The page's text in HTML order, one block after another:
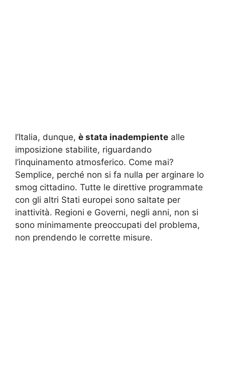
l’Italia, dunque, è stata inadempiente alle
imposizione stabilite, riguardando
l’inquinamento atmosferico. Come mai?
Semplice, perché non si fa nulla per arginare lo
smog cittadino. Tutte le direttive programmate
con gli altri Stati europei sono saltate per
inattività. Regioni e Governi, negli anni, non si
sono minimamente preoccupati del problema,
non prendendo le corrette misure.